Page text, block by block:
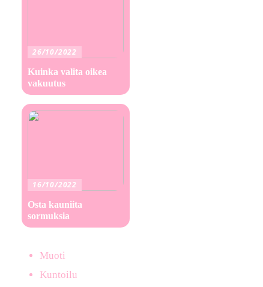
26/10/2022
Kuinka valita oikea
vakuutus
16/10/2022
Osta kauniita
sormuksia
Muoti
Kuntoilu